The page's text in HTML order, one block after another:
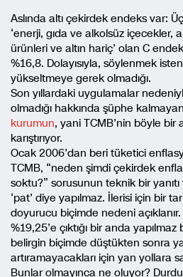
Aslında altı çekirdek endeks var:
‘enerji, gıda ve alkolsüz içecekler,
ürünleri ve altın hariç’ olan C
%16,8. Dolayısıyla, söylenmek
yükseltmeye gerek olmadığı.
Son yıllardaki uygulamalar
olmadığı hakkında şüphe
kurumun, yani TCMB’nin böyle bir
karıştırıyor.
Ocak 2006’dan beri tüketici
TCMB, “neden şimdi çekirdek
soktu?” sorusunun teknik bir
‘pat’ diye yapılmaz. İlerisi için bir
doyurucu biçimde nedeni
%19,25’e çıktığı bir anda
belirgin biçimde düştükten sonra
artıramayacakları için yan yollara
Bunlar olmayınca ne oluyor?